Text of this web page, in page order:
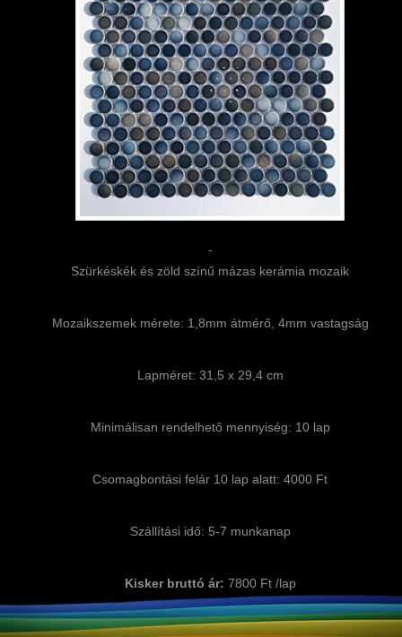
-
Szürkéskék és zöld színű mázas kerámia mozaik
Mozaikszemek mérete: 1,8mm átmérő, 4mm vastagság
Lapméret: 31,5 x 29,4 cm
Minimálisan rendelhető mennyiség: 10 lap
Csomagbontási felár 10 lap alatt: 4000 Ft
Szállítási idő: 5-7 munkanap
Kisker bruttó ár: 7800 Ft /lap